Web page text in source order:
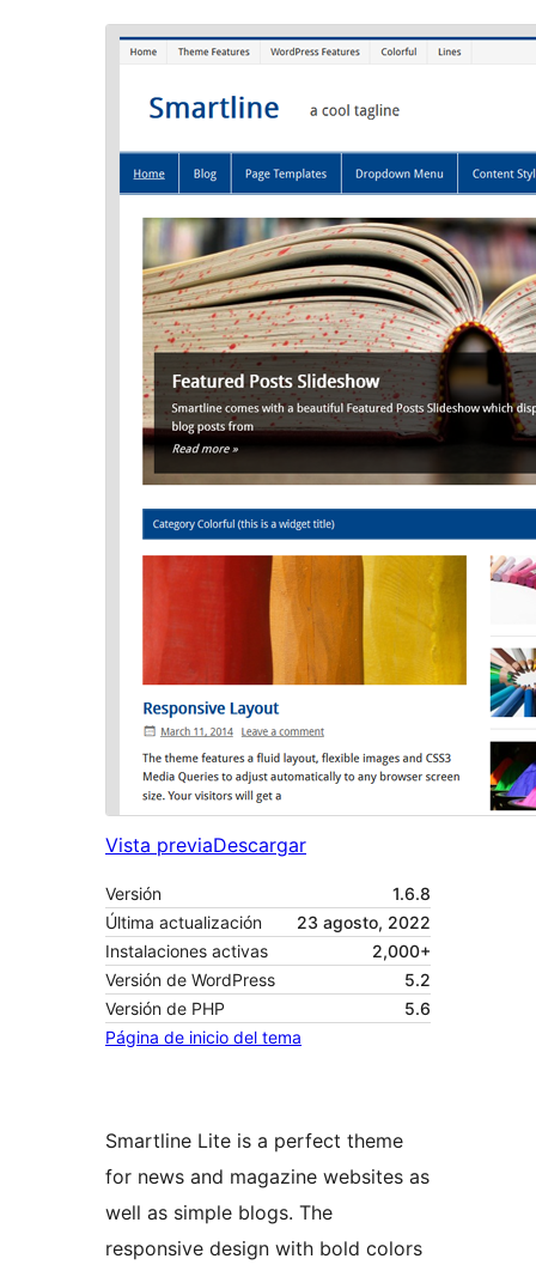
Vista previaDescargar
Versión
1.6.8
Última actualización
23 agosto, 2022
Instalaciones activas
2,000+
Versión de WordPress
5.2
Versión de PHP
5.6
Página de inicio del tema
Smartline Lite is a perfect theme
for news and magazine websites as
well as simple blogs. The
responsive design with bold colors